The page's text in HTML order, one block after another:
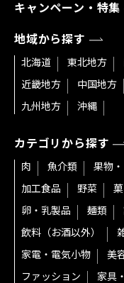
キャンペーン・特集
地域から探す
北海道 東北地方
近畿地方
中国地方
九州地方
沖縄
カテゴリから探す
肉 魚介類 果物
加工食品
野菜
卵・乳製品
麺類
飲料（お酒以外）
家電・電気小物
美
ファッション
家具